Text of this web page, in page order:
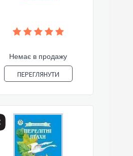
Немає в продажу
ПЕРЕГЛЯНУТИ